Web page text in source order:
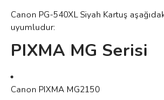
Canon PG-540XL Siyah Kartuş
uyumludur:
PIXMA MG Serisi
Canon PIXMA MG2150